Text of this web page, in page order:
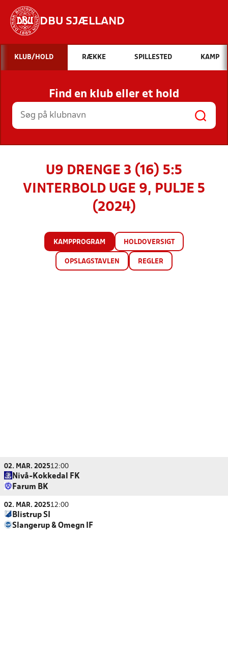
DBU SJÆLLAND
Hvad vil du søge efter?
INDHOLD OG NYHEDER
STILLINGER, RESULTATER, KLUBBER OG
HOLD
KLUB/HOLD RÆKKE SPILLESTED KAMP
Find en klub eller et hold
U9 DRENGE 3 (16) 5:5
VINTERBOLD UGE 9, PULJE 5
(2024)
KAMPPROGRAM HOLDOVERSIGT
OPSLAGSTAVLEN REGLER
02. MAR. 202512:00
Nivå-Kokkedal FK
Farum BK
02. MAR. 202512:00
Blistrup SI
Slangerup & Omegn IF